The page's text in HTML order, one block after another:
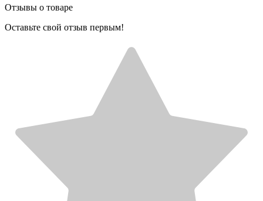
Отзывы о товаре
Оставьте свой отзыв первым!